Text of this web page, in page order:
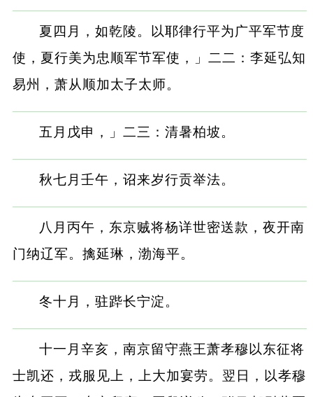
夏四月，如乾陵。以耶律行平为广平军节度
使，夏行美为忠顺军节军使，」二二：李延弘知
易州，萧从顺加太子太师。
五月戊申，」二三：清暑柏坡。
秋七月壬午，诏来岁行贡举法。
八月丙午，东京贼将杨详世密送款，夜开南
门纳辽军。擒延琳，渤海平。
冬十月，驻跸长宁淀。
十一月辛亥，南京留守燕王萧孝穆以东征将
士凯还，戎服见上，上大加宴劳。翌日，以孝穆